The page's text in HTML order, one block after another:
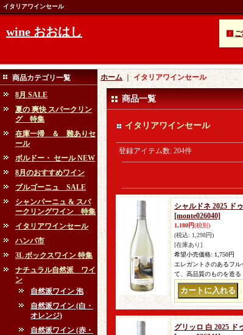
イタリアワインセール
wine おおはし
商品カテゴリ一覧
8月 SALE
夏の 爽快 スパークリン
グ 特集
在庫一掃 ＆ 難ありセ
ール
ボルドー・ セール NEW
8月のおすすめワイン
ブルゴーニュ SALE
シャンパーニュ & スパ
ークリングワイン 特集
イタリアワインセール
ハンパ市
3L ボックスワイン 特集
ナチュラル自然派 ワイ
ン
自然派ワイン 泡
自然派ワイン (白・
オレンジ)
自然派ワイン (赤・
ホーム イタリアワインセール
商品一覧
イタリアワインセール
登録アイテム数: 204件
シャルドネ 2025 ド
[monte026040]
1,180円(税別)
(税込: 1,298円)
[在庫あり]
希望小売価格: 1,750円
エレガントさのあるフ
て、高品質のものを造
グリッロ 白 2025 ド